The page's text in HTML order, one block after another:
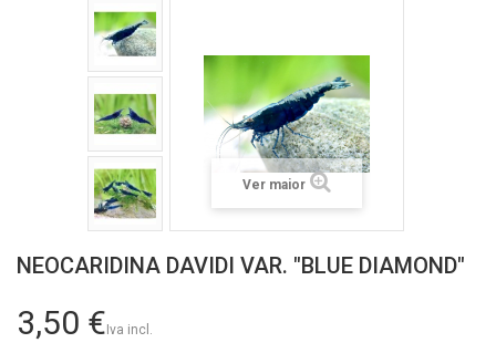
Ver maior
NEOCARIDINA DAVIDI VAR. "BLUE DIAMOND"
3,50 €Iva incl.